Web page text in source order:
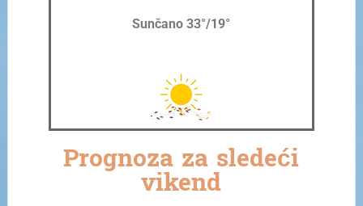
Sunčano 33°/19°
Prognoza za sledeći
vikend